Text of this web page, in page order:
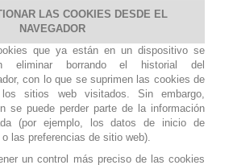
LAS COOKIES DESDE EL
NAVEGADOR
que ya están en un dispositivo se
eliminar borrando el historial del
con lo que se suprimen las cookies de
sitios web visitados. Sin embargo,
se puede perder parte de la información
(por ejemplo, los datos de inicio de
las preferencias de sitio web).
un control más preciso de las cookies